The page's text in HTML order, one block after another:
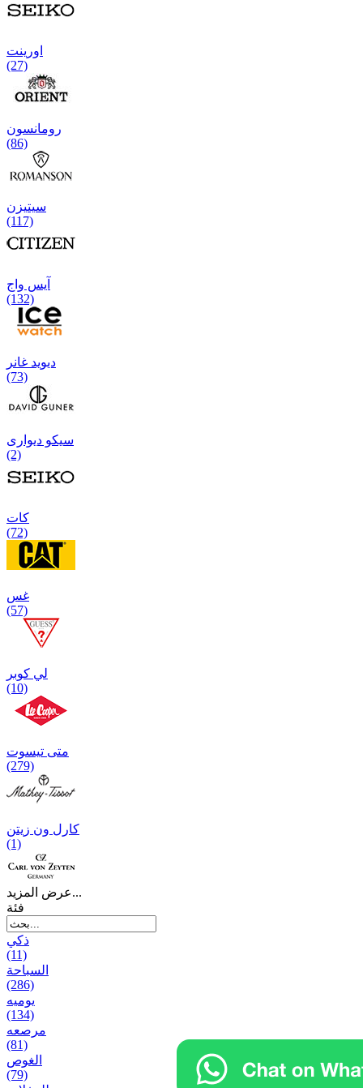
اورینت
(27)
رومانسون
(86)
سیتیزن
(117)
آیس واج
(132)
دیوید غانر
(73)
سیکو دیواری
(2)
كات
(72)
غس
(57)
لي كوبر
(10)
متی تیسوت
(279)
کارل ون زیتن
(1)
عرض المزيد...
فئة
ذكي
(11)
السباحة
(286)
يومیه
(134)
مرصعه
(81)
الغوص
(79)